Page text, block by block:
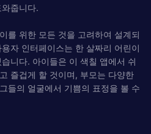
줍니다.
를 위한 모든 것을 고려하여 설계되
자 인터페이스는 한 살짜리 어린이
니다. 아이들은 이 색칠 앱에서 쉬
즐겁게 할 것이며, 부모는 다양한
들의 얼굴에서 기쁨의 표정을 볼 수